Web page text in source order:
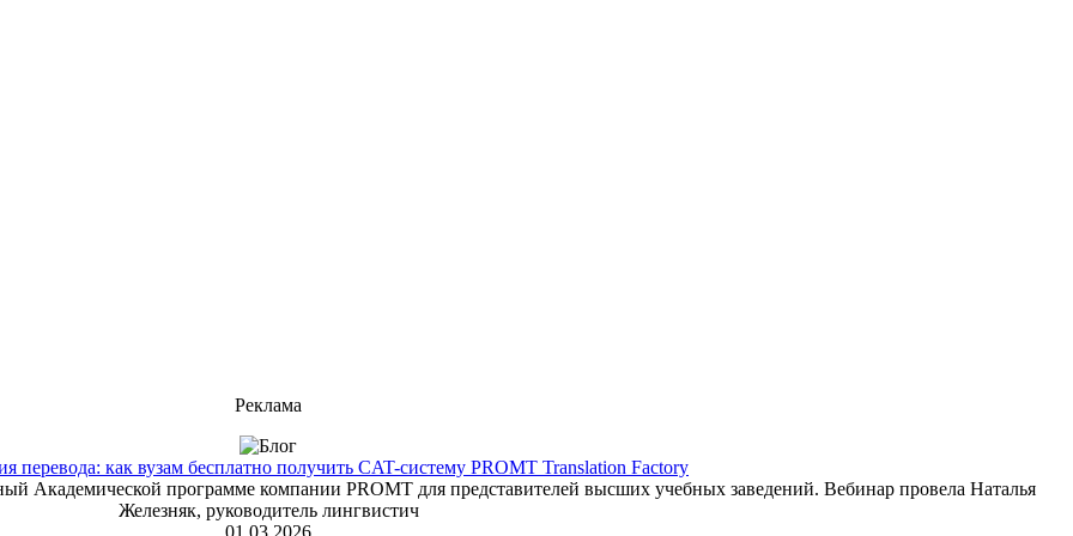
Реклама
перевода: как вузам бесплатно получить CAT-систему PROMT Translation Factory
Академической программе компании PROMT для представителей высших учебных заведений. Вебинар провела Наталья
Железняк, руководитель лингвистич